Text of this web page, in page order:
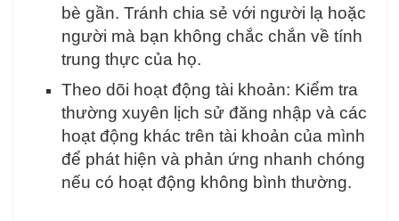
bè gần. Tránh chia sẻ với người lạ hoặc
người mà bạn không chắc chắn về tính
trung thực của họ.
Theo dõi hoạt động tài khoản: Kiểm tra
thường xuyên lịch sử đăng nhập và các
hoạt động khác trên tài khoản của mình
để phát hiện và phản ứng nhanh chóng
nếu có hoạt động không bình thường.